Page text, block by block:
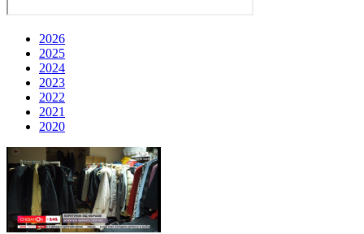
2026
2025
2024
2023
2022
2021
2020